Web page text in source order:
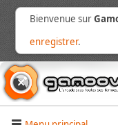
Bienvenue sur
enregistrer.